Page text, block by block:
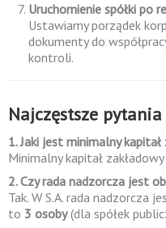
Uruchomienie spółki po
Ustawiamy porządek
dokumenty do
kontroli.
Najczęstsze pytania
1. Jaki jest minimalny kapitał
Minimalny kapitał zakładowy
2. Czy rada nadzorcza jest
Tak. W S.A. rada nadzorcza
to 3 osoby(dla spółek